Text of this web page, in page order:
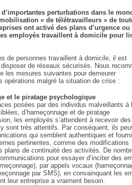
perturbations dans le
« de télétravailleurs » de
ont activé des plans d’urgence ou
employés travaillent à domicile pour
de personnes travaillent à domicile, il est
de réseaux sécurisés. Nous
les mesures suivantes pour demeurer
opérations malgré la situation de crise :
et le piratage psychologique
posées par des individus malveillants à
d’hameçonnage et de piratage
les employés s’attendent à recevoir des
sont très attentifs. Par conséquent, ils
qui semblent authentiques et
pertinentes, comme des modifications
plans de continuité des activités. De
pour essayer d’inciter des
par appels vocaux
par SMS), en convainquant les
leur entreprise a vraiment besoin.